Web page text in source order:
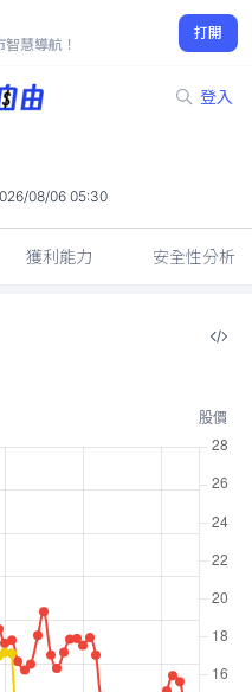
慧導航！
打開
登入
08/06 05:30
獲利能力 安全性分析